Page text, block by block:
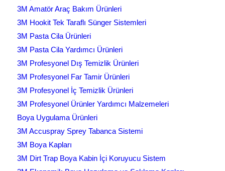
3M Amatör Araç Bakım Ürünleri
3M Hookit Tek Taraflı Sünger Sistemleri
3M Pasta Cila Ürünleri
3M Pasta Cila Yardımcı Ürünleri
3M Profesyonel Dış Temizlik Ürünleri
3M Profesyonel Far Tamir Ürünleri
3M Profesyonel İç Temizlik Ürünleri
3M Profesyonel Ürünler Yardımcı Malzemeleri
Boya Uygulama Ürünleri
3M Accuspray Sprey Tabanca Sistemi
3M Boya Kapları
3M Dirt Trap Boya Kabin İçi Koruyucu Sistem